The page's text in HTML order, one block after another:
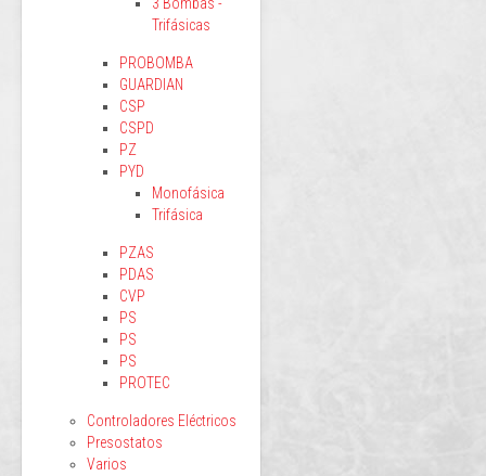
Trifásicas
PROBOMBA
GUARDIAN
CSP
CSPD
PZ
PYD
Monofásica
Trifásica
PZAS
PDAS
CVP
PS
PS
PS
PROTEC
Controladores Eléctricos
Presostatos
Varios